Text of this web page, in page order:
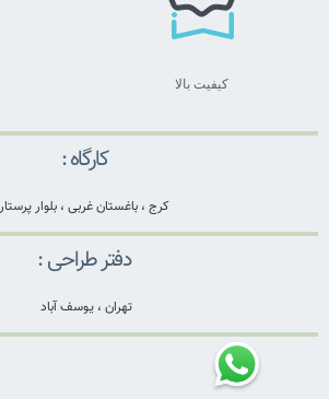
کیفیت بالا
کارگاه :
کرج ، باغستان غربی ، بلوار پرستار
دفتر طراحی :
تهران ، یوسف آباد